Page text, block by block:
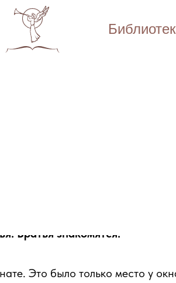
Братья знакомятся.
Это было только место у